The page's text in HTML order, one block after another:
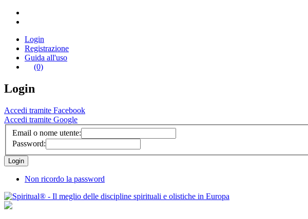
Login
Registrazione
Guida all'uso
(0)
Login
Accedi tramite Facebook
Accedi tramite Google
Email o nome utente:
Password:
Non ricordo la password